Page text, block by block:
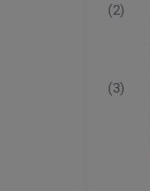
(2)
(3)